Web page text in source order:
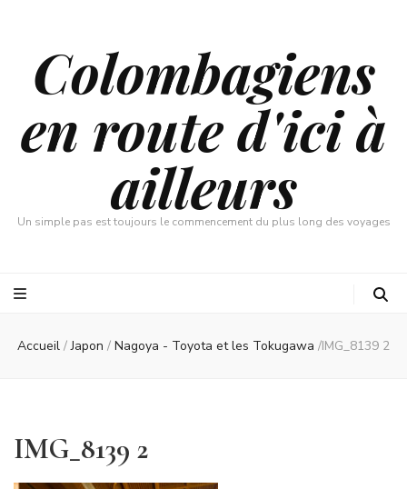
Colombagiens
en route d'ici à
ailleurs
Un simple pas est toujours le commencement du plus long des voyages
Accueil / Japon / Nagoya - Toyota et les Tokugawa /IMG_8139 2
IMG_8139 2